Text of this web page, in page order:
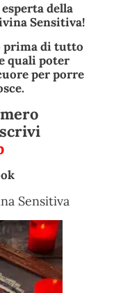
della
Sensitiva!
prima di tutto
quali poter
per porre
Sensitiva